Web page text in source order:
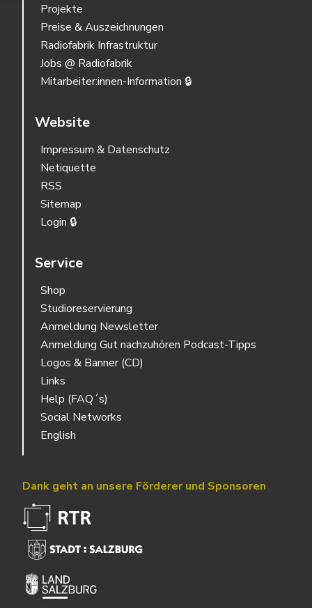
Projekte
Preise & Auszeichnungen
Radiofabrik Infrastruktur
Jobs @ Radiofabrik
Mitarbeiter:innen-Information 🔒
Website
Impressum & Datenschutz
Netiquette
RSS
Sitemap
Login 🔒
Service
Shop
Studioreservierung
Anmeldung Newsletter
Anmeldung Gut nachzuhören Podcast-Tipps
Logos & Banner (CD)
Links
Help (FAQ´s)
Social Networks
English
Dank geht an unsere Förderer und Sponsoren